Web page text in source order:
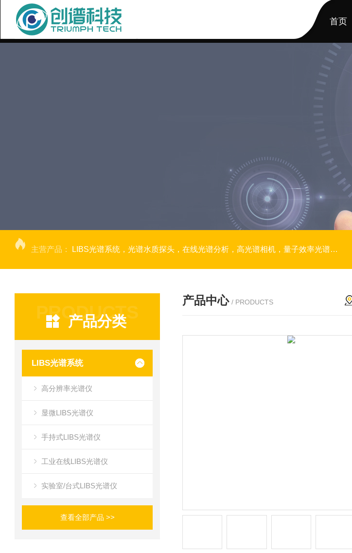
首页
主营产品： LIBS光谱系统，光谱水质探头，在线光谱分析，高光谱相机，量子效率光谱，BRDF系统，拉曼光谱，模块与子系统，服务与定制
PRODUCTS
产品分类
LIBS光谱系统
高分辨率光谱仪
显微LIBS光谱仪
手持式LIBS光谱仪
工业在线LIBS光谱仪
实验室/台式LIBS光谱仪
查看全部产品 >>
产品中心 / PRODUCTS